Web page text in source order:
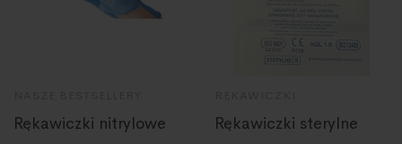
Rękawiczki nitrylowe
Rękawiczki sterylne